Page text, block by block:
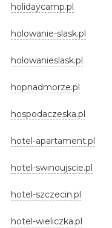
holidaycamp.pl
holowanie-slask.pl
holowanieslask.pl
hopnadmorze.pl
hospodaczeska.pl
hotel-apartament.pl
hotel-swinoujscie.pl
hotel-szczecin.pl
hotel-wieliczka.pl